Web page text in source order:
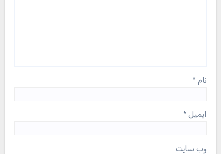
نام *
ایمیل *
وب‌ سایت